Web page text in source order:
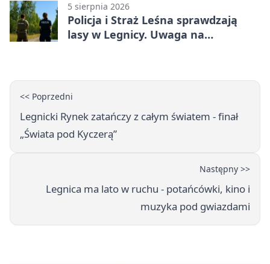
5 sierpnia 2026
Policja i Straż Leśna sprawdzają
lasy w Legnicy. Uwaga na
<< Poprzedni
Legnicki Rynek zatańczy z całym światem - finał
„Świata pod Kyczerą”
Następny >>
Legnica ma lato w ruchu - potańcówki, kino i
muzyka pod gwiazdami